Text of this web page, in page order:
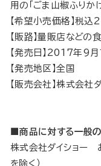
用の「ごま山椒ふりか
【希望小売価格】税
【販路】量販店などの
【発売日】2017年9月
【発売地区】全国
【販売会社】株式会社
■商品に対する一般
株式会社ダイショー
を除く）